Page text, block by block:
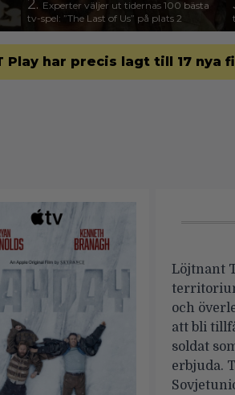
2. Experter väljer ut tidernas 100 bästa
tv-spel: ”The Last of Us” på plats 2
Play har precis lagt till 17 nya
Löjtnant
och
att bli
soldat
erbjuda.